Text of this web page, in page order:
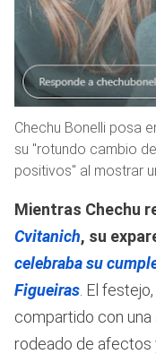
Chechu Bonelli posa
su "rotundo cambio
positivos" al mostrar
Mientras Chechu
Cvitanich, su
celebraba su
Figueiras . El
compartido con
rodeado de afectos